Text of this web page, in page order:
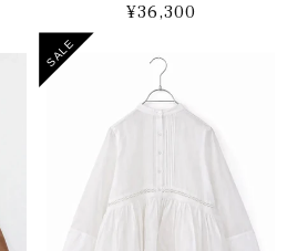
通
¥36,300
SALE